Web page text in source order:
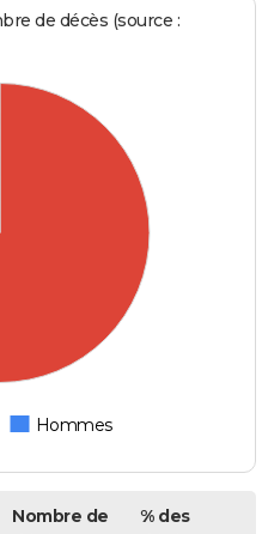
de décès (source :
Hommes
Nombre de
% des